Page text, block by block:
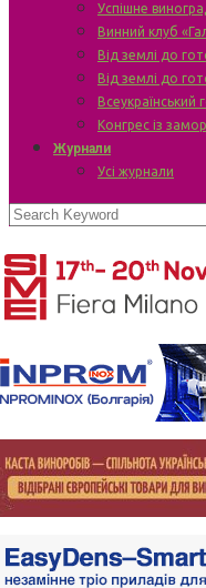
Успішне
Винний клуб
Від землі до
Від землі до
Всеукраїнський
Конгрес із
Журнали
Усі журнали